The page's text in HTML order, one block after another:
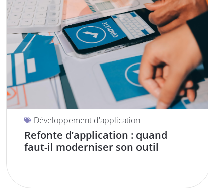
Développement d'application
Refonte d’application : quand
faut-il moderniser son outil